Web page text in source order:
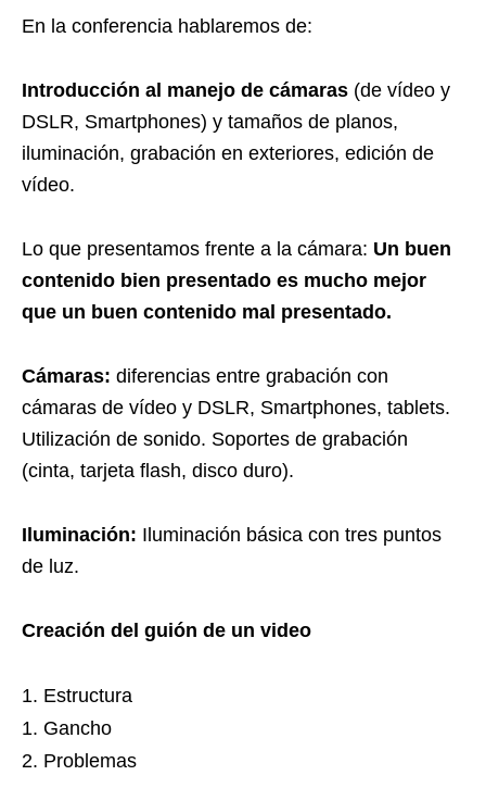
En la conferencia hablaremos de:
Introducción al manejo de cámaras (de vídeo y
DSLR, Smartphones) y tamaños de planos,
iluminación, grabación en exteriores, edición de
vídeo.
Lo que presentamos frente a la cámara: Un buen
contenido bien presentado es mucho mejor
que un buen contenido mal presentado.
Cámaras: diferencias entre grabación con
cámaras de vídeo y DSLR, Smartphones, tablets.
Utilización de sonido. Soportes de grabación
(cinta, tarjeta flash, disco duro).
Iluminación: Iluminación básica con tres puntos
de luz.
Creación del guión de un video
Estructura
Gancho
Problemas